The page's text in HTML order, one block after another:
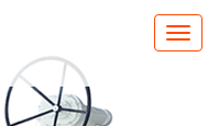
Toggle